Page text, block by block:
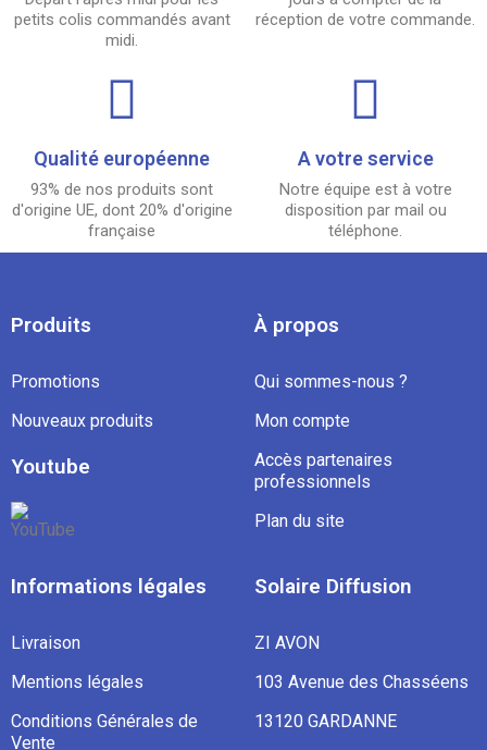
petits colis commandés avant
midi.
réception de votre commande.
Qualité européenne
93% de nos produits sont
d'origine UE, dont 20% d'origine
française
A votre service
Notre équipe est à votre
disposition par mail ou
téléphone.
Produits
Promotions
Nouveaux produits
Youtube
À propos
Qui sommes-nous ?
Mon compte
Accès partenaires
professionnels
Plan du site
Informations légales
Livraison
Mentions légales
Conditions Générales de
Vente
Solaire Diffusion
ZI AVON
103 Avenue des Chasséens
13120 GARDANNE